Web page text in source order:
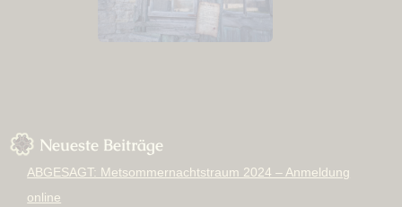
Neueste Beiträge
ABGESAGT: Metsommernachtstraum 2024 – Anmeldung
online